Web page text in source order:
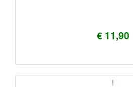
€ 11,90
!